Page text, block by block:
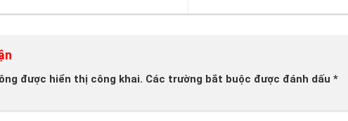
được hiển thị công khai. Các trường bắt buộc được đánh dấu *